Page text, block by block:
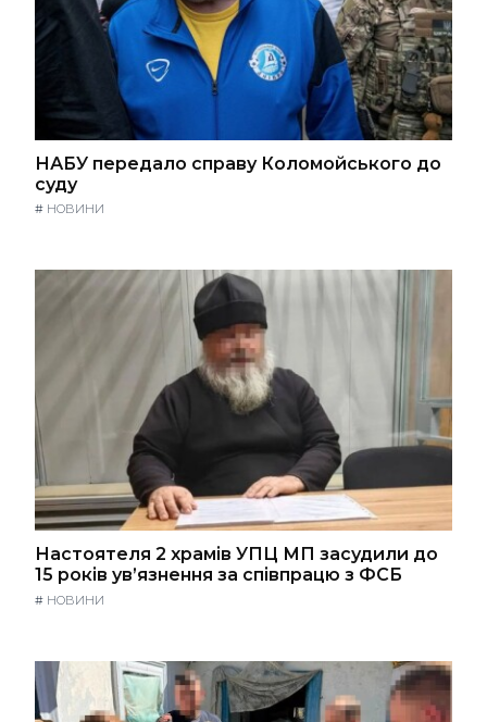
НАБУ передало справу Коломойського до
суду
# НОВИНИ
Настоятеля 2 храмів УПЦ МП засудили до
15 років ув’язнення за співпрацю з ФСБ
# НОВИНИ